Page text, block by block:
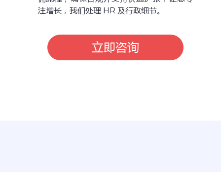
注增长，我们处理 HR 及行政细节。
立即咨询